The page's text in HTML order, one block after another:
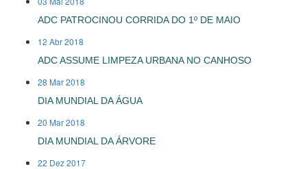
ADC PATROCINOU CORRIDA DO 1º DE MAIO
12 Abr 2018
ADC ASSUME LIMPEZA URBANA NO CANHOSO
28 Mar 2018
DIA MUNDIAL DA ÁGUA
20 Mar 2018
DIA MUNDIAL DA ÁRVORE
22 Dez 2017